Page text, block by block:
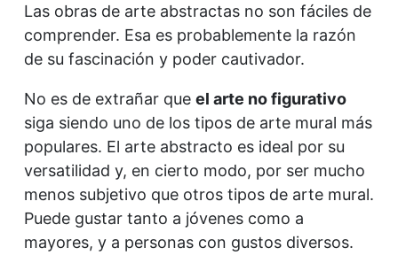
Las obras de arte abstractas no son fáciles de
comprender. Esa es probablemente la razón
de su fascinación y poder cautivador.
No es de extrañar que el arte no figurativo
siga siendo uno de los tipos de arte mural más
populares. El arte abstracto es ideal por su
versatilidad y, en cierto modo, por ser mucho
menos subjetivo que otros tipos de arte mural.
Puede gustar tanto a jóvenes como a
mayores, y a personas con gustos diversos.